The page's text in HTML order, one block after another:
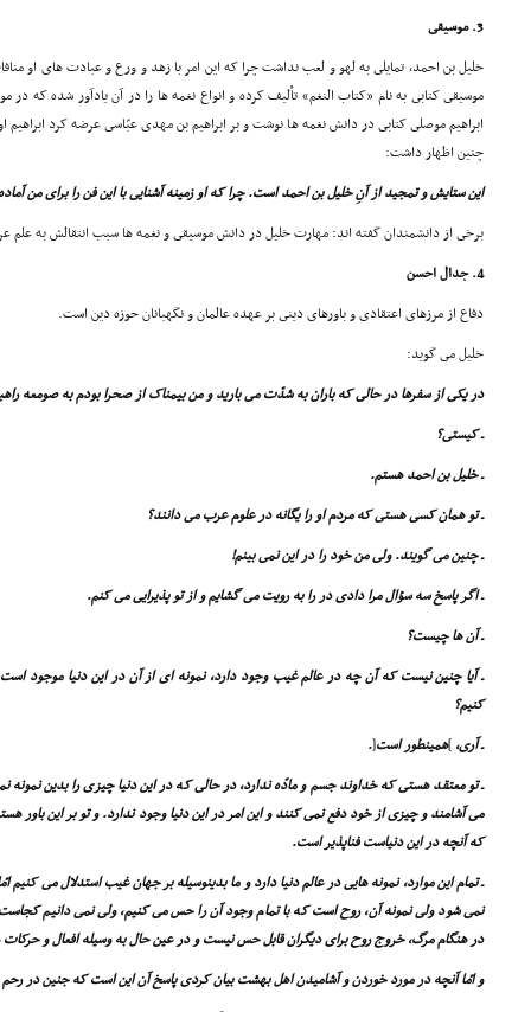
3. موسیقى
خلیل بن احمد، تمایلى به لهو و لعب نداشت چرا که این امر با زهد و ورع و عبادت هاى او
موسیقى کتابى به نام «کتاب النغم» تألیف کرده و انواع نغمه ها را در آن یادآور شده که
ابراهیم موصلى کتابى در دانش نغمه ها نوشت و بر ابراهیم بن مهدى عبّاسى عرضه کرد ابراهیم
چنین اظهار داشت:
این ستایش و تمجید از آنِ خلیل بن احمد است. چرا که او زمینه آشنایى با این فن را براى من
برخى از دانشمندان گفته اند: مهارت خلیل در دانش موسیقى و نغمه ها سبب انتقالش به علم
4. جدال احسن
دفاع از مرزهاى اعتقادى و باورهاى دینى بر عهده عالمان و نگهبانان حوزه دین است.
خلیل مى گوید:
در یکى از سفرها در حالى که باران به شدّت مى بارید و من بیمناک از صحرا بودم به صومعه
ـ کیستى؟
ـ خلیل بن احمد هستم.
ـ تو همان کسى هستى که مردم او را یگانه در علوم عرب مى دانند؟
ـ چنین مى گویند. ولى من خود را در این نمى بینم!
ـ اگر پاسخ سه سؤال مرا دادى در را به رویت مى گشایم و از تو پذیرایى مى کنم.
ـ آن ها چیست؟
ـ آیا چنین نیست که آن چه در عالم غیب وجود دارد، نمونه اى از آن در این دنیا موجود
کنیم؟
ـ آرى، ]همینطور است[
.
ـ تو معتقد هستى که خداوند جسم و مادّه ندارد، در حالى که در این دنیا چیزى را بدین نمونه
مى آشامند و چیزى از خود دفع نمى کنند و این امر در این دنیا وجود ندارد. و تو بر این باور
که آنچه در این دنیاست فناپذیر است.
ـ تمام این موارد، نمونه هایى در عالم دنیا دارد و ما بدینوسیله بر جهان غیب استدلال مى
نمى شود ولى نمونه آن، روح است که با تمام وجود آن را حس مى کنیم، ولى نمى دانیم
در هنگام مرگ، خروج روح براى دیگران قابل حس نیست و در عین حال به وسیله افعال و حرکات
و امّا آنچه در مورد خوردن و آشامیدن اهل بهشت بیان کردى پاسخ آن این است که جنین در